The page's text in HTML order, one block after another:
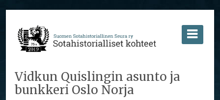
Vidkun Quislingin asunto ja
bunkkeri Oslo Norja